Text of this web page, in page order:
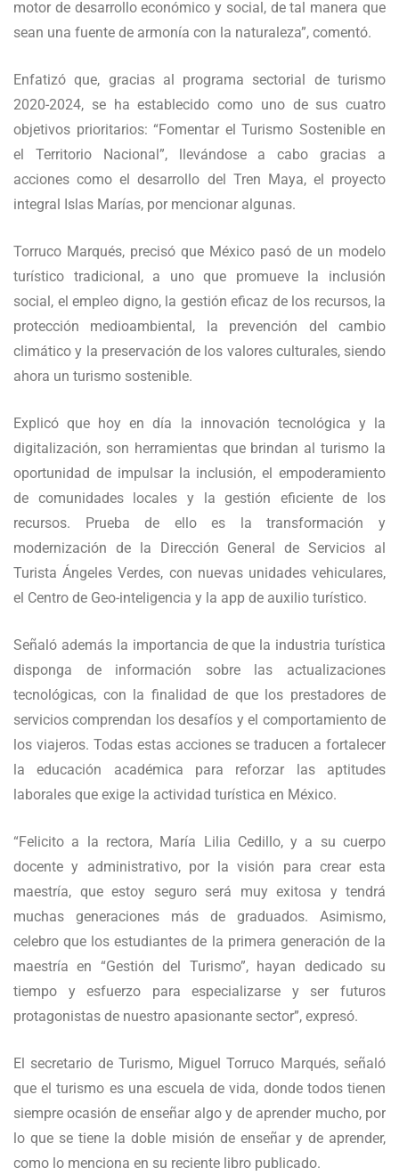
motor de desarrollo económico y social, de tal manera que
sean una fuente de armonía con la naturaleza”, comentó.
Enfatizó que, gracias al programa sectorial de turismo
2020-2024, se ha establecido como uno de sus cuatro
objetivos prioritarios: “Fomentar el Turismo Sostenible en
el Territorio Nacional”, llevándose a cabo gracias a
acciones como el desarrollo del Tren Maya, el proyecto
integral Islas Marías, por mencionar algunas.
Torruco Marqués, precisó que México pasó de un modelo
turístico tradicional, a uno que promueve la inclusión
social, el empleo digno, la gestión eficaz de los recursos, la
protección medioambiental, la prevención del cambio
climático y la preservación de los valores culturales, siendo
ahora un turismo sostenible.
Explicó que hoy en día la innovación tecnológica y la
digitalización, son herramientas que brindan al turismo la
oportunidad de impulsar la inclusión, el empoderamiento
de comunidades locales y la gestión eficiente de los
recursos. Prueba de ello es la transformación y
modernización de la Dirección General de Servicios al
Turista Ángeles Verdes, con nuevas unidades vehiculares,
el Centro de Geo-inteligencia y la app de auxilio turístico.
Señaló además la importancia de que la industria turística
disponga de información sobre las actualizaciones
tecnológicas, con la finalidad de que los prestadores de
servicios comprendan los desafíos y el comportamiento de
los viajeros. Todas estas acciones se traducen a fortalecer
la educación académica para reforzar las aptitudes
laborales que exige la actividad turística en México.
“Felicito a la rectora, María Lilia Cedillo, y a su cuerpo
docente y administrativo, por la visión para crear esta
maestría, que estoy seguro será muy exitosa y tendrá
muchas generaciones más de graduados. Asimismo,
celebro que los estudiantes de la primera generación de la
maestría en “Gestión del Turismo”, hayan dedicado su
tiempo y esfuerzo para especializarse y ser futuros
protagonistas de nuestro apasionante sector”, expresó.
El secretario de Turismo, Miguel Torruco Marqués, señaló
que el turismo es una escuela de vida, donde todos tienen
siempre ocasión de enseñar algo y de aprender mucho, por
lo que se tiene la doble misión de enseñar y de aprender,
como lo menciona en su reciente libro publicado.